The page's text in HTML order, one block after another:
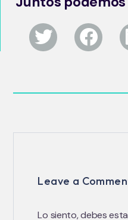
Leave a
Lo siento, debes